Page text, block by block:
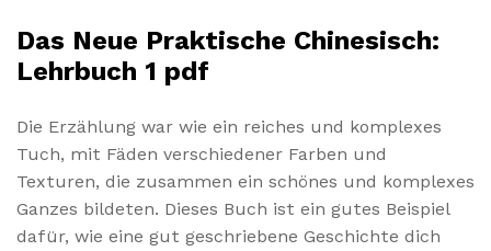
Das Neue Praktische Chinesisch:
Lehrbuch 1 pdf
Die Erzählung war wie ein reiches und komplexes
Tuch, mit Fäden verschiedener Farben und
Texturen, die zusammen ein schönes und komplexes
Ganzes bildeten. Dieses Buch ist ein gutes Beispiel
dafür, wie eine gut geschriebene Geschichte dich